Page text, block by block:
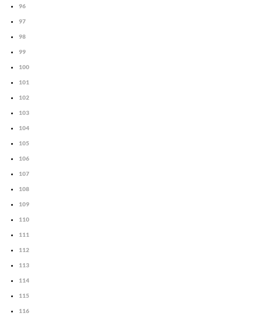
96
97
98
99
100
101
102
103
104
105
106
107
108
109
110
111
112
113
114
115
116